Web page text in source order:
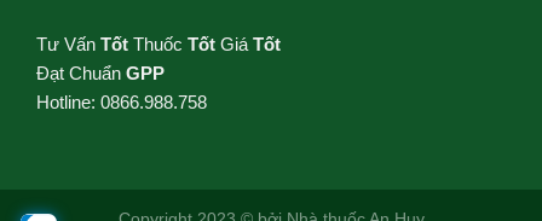
Tư Vấn Tốt Thuốc Tốt Giá Tốt
Đạt Chuẩn GPP
Hotline: 0866.988.758